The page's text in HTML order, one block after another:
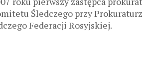
Śledczego przy
Federacji Rosyjskiej.